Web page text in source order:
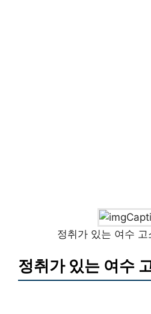
정취가 있는 여수
정취가 있는 여수